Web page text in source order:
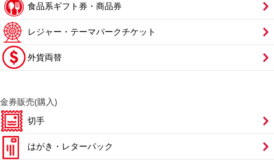
食品系ギフト券・商品券
レジャー・テーマパークチケット
外貨両替
金券販売(購入)
切手
はがき・レターパック